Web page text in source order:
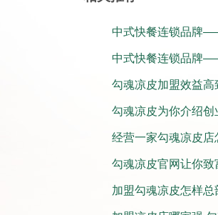
中式快餐连锁品牌
中式快餐连锁品牌
勾魂凉皮加盟效益高
勾魂凉皮为你介绍创
经营一家勾魂凉皮
勾魂凉皮官网让你致
加盟勾魂凉皮怎样